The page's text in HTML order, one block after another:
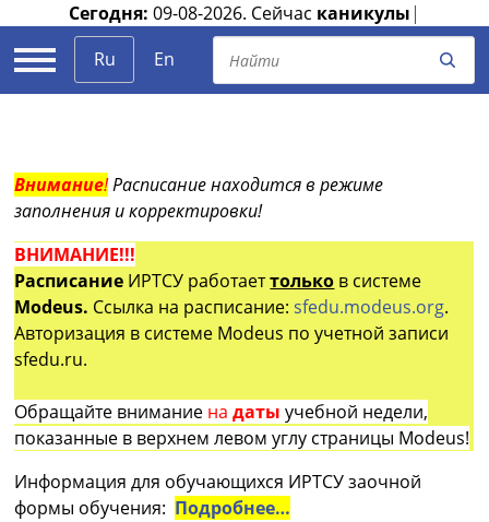
Сегодня: 09-08-2026. Сейчас каникулы |
Ru
En
Внимание!Расписание находится в режиме
заполнения и корректировки!
ВНИМАНИЕ!!!
Расписание ИРТСУ работаеттолько в системе
Modeus. Ссылка на расписание:sfedu.modeus.org.
Авторизация в системе Modeus по учетной записи
sfedu.ru.
Обращайте внимание на датыучебной недели,
показанные в верхнем левом углу страницы Modeus!
Информация для обучающихся ИРТСУ заочной
формы обучения: Подробнее…